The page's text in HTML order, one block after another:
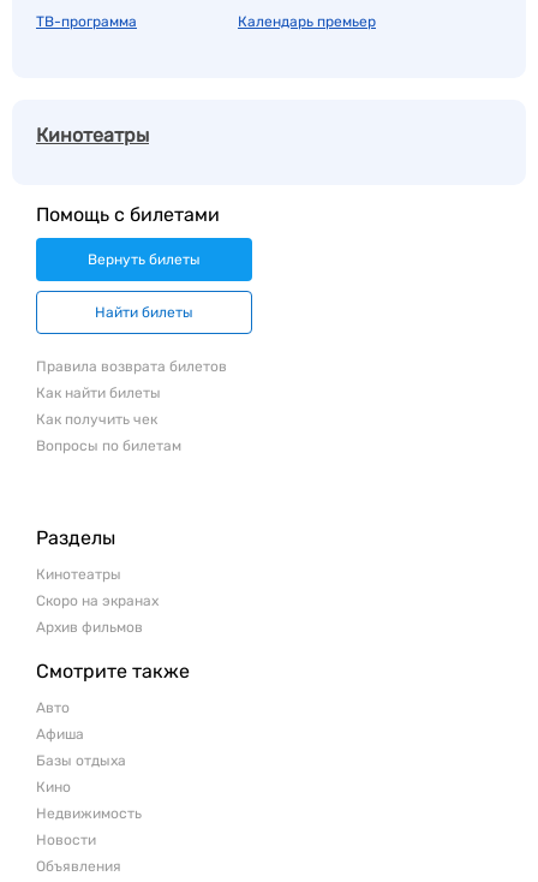
ТВ-программа
Календарь премьер
Кинотеатры
Помощь с билетами
Вернуть билеты
Найти билеты
Правила возврата билетов
Как найти билеты
Как получить чек
Вопросы по билетам
Разделы
Кинотеатры
Скоро на экранах
Архив фильмов
Смотрите также
Авто
Афиша
Базы отдыха
Кино
Недвижимость
Новости
Объявления